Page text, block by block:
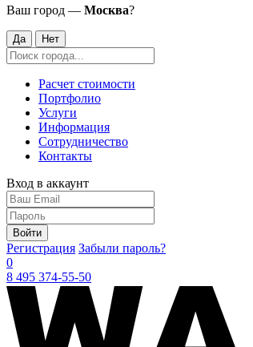
Ваш город — Москва?
Да Нет
Расчет стоимости
Портфолио
Услуги
Информация
Сотрудничество
Контакты
Вход в аккаунт
Войти
Регистрация Забыли пароль?
0
8 495 374-55-50